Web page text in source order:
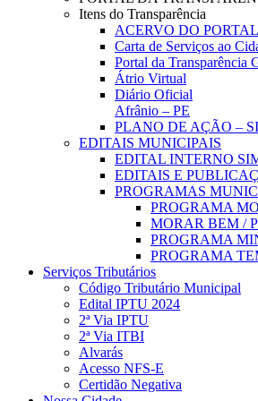
Itens do Transparência
ACERVO DO
Carta de Serviços ao
Portal da Transparência
Átrio Virtual
Diário Oficial
Afrânio – PE
PLANO DE AÇÃO –
EDITAIS MUNICIPAIS
EDITAL INTERNO
EDITAIS E
PROGRAMAS
PROGRAMA
MORAR BEM /
PROGRAMA
PROGRAMA
Serviços Tributários
Código Tributário Municipal
Edital IPTU 2024
2ª Via IPTU
2ª Via ITBI
Alvarás
Acesso NFS-E
Certidão Negativa